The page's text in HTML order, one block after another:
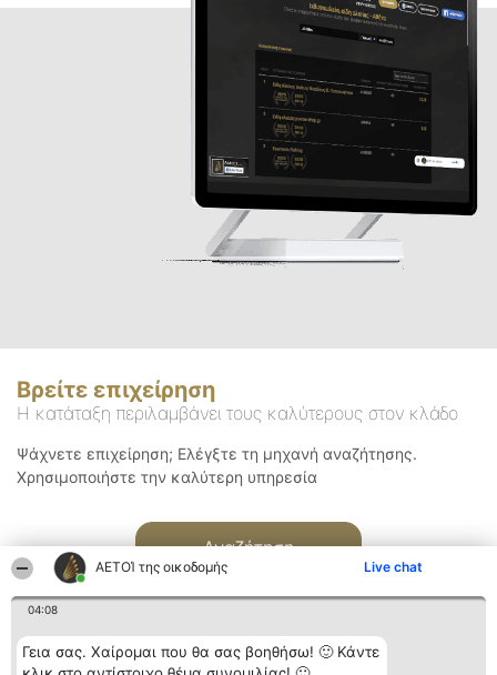
ΑΕΤΟΊ της οικοδομής Live chat
04:08
Γεια σας. Χαίρομαι που θα σας βοηθήσω! 🙂 Κάντε
Βρείτε επιχείρηση
Η κατάταξη περιλαμβάνει τους καλύτερους στον κλάδο
Ψάχνετε επιχείρηση; Ελέγξτε τη μηχανή αναζήτησης.
Χρησιμοποιήστε την καλύτερη υπηρεσία
Αναζήτηση